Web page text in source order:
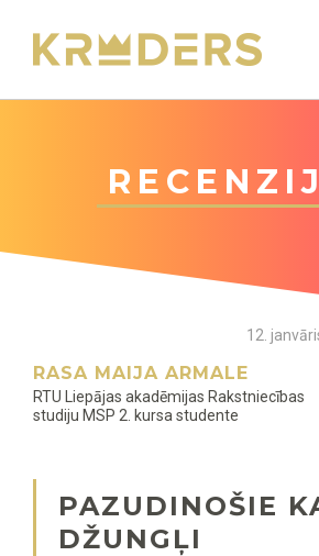
12.
RASA MAIJA ARMALE
RTU Liepājas akadēmijas Rakstniecības
studiju MSP 2. kursa studente
PAZUDINOŠIE
DŽUNGĻI